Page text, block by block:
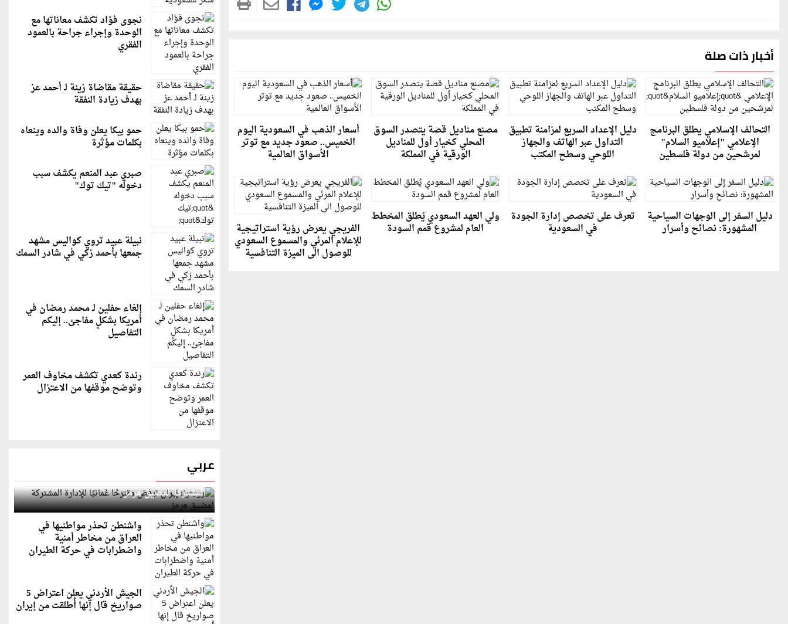
أخبار ذات صلة
التحالف الإسلامي يطلق البرنامج
الإعلامي "إعلاميو السلام"
لمرشحين من دولة فلسطين
دليل الإعداد السريع لمزامنة تطبيق
التداول عبر الهاتف والجهاز
اللوحي وسطح المكتب
مصنع مناديل قصة يتصدر السوق
المحلي كخيار أول للمناديل
الورقية في المملكة
أسعار الذهب في السعودية اليوم
الخميس.. صعود جديد مع توتر
الأسواق العالمية
دليل السفر إلى الوجهات السياحية
المشهورة: نصائح وأسرار
تعرف على تخصص إدارة الجودة
في السعودية
ولي العهد السعودي يُطلق المخطط
العام لمشروع قمم السودة الفريجي يعرض رؤية استراتيجية
للإعلام المرئي والمسموع السعودي
للوصول الى الميزة التنافسية
نجوى فؤاد تكشف معاناتها مع
الوحدة وإجراء جراحة بالعمود
الفقري
حقيقة مقاضاة زينة لـ أحمد عز
بهدف زيادة النفقة
حمو بيكا يعلن وفاة والده وينعاه
بكلمات مؤثرة
صبري عبد المنعم يكشف سبب
دخوله "تيك توك"
نبيلة عبيد تروي كواليس مشهد
جمعها بأحمد زكي في شادر السمك
إلغاء حفلين لـ محمد رمضان في
أمريكا بشكلٍ مفاجئ.. إليكم
التفاصيل
رندة كعدي تكشف مخاوف العمر
وتوضح موقفها من الاعتزال
عربي
رويترز: إيران ترفض مقترحًا عُمانيًا للإدارة
المشتركة لمضيق هرمز
واشنطن تحذر مواطنيها في
العراق من مخاطر أمنية
واضطرابات في حركة الطيران
الجيش الأردني يعلن اعتراض 5
صواريخ قال إنها أُطلقت من إيران